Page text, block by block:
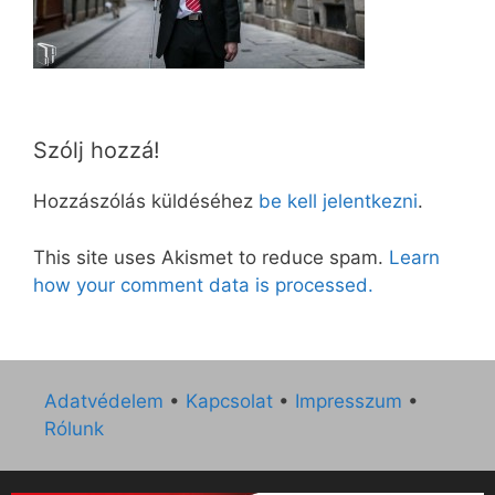
Szólj hozzá!
Hozzászólás küldéséhez be kell jelentkezni.
This site uses Akismet to reduce spam. Learn
how your comment data is processed.
Adatvédelem • Kapcsolat • Impresszum •
Rólunk